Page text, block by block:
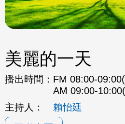
美麗的一天
播出時間： FM 08:00-
AM 09:00-
主持人：
賴怡廷